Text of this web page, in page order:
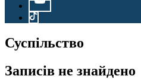
Суспільство
Записів не знайдено